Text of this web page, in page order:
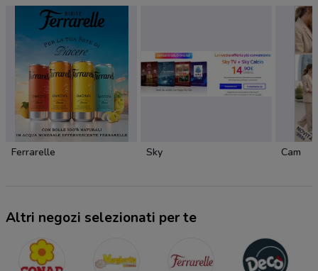
Ferrarelle Sky Cam
Altri negozi selezionati per te